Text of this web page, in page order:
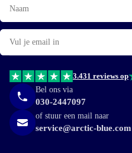
E-
mail
3.431 reviews op
Bel ons via
030-2447097
of stuur een mail naar
service@arctic-blue.com